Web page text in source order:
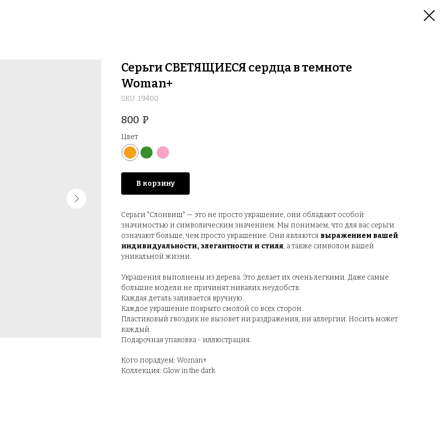
Серьги СВЕТЯЩИЕСЯ сердца в темноте
Woman+
SKU: 19400
800 ₽
Цвет
В корзину
Серьги "Слонвиш" — это не просто украшение, они обладают особой
значимостью и символическим значением. Мы понимаем, что для вас серьги
означают больше, чем просто украшение. Они являются выражением вашей
индивидуальности, элегантности и стиля, а также символом вашей
уникальной жизни.
Украшения выполнены из дерева. Это делает их очень легкими. Даже самые
большие модели не причинят никаких неудобств.
Каждая деталь заливается вручную.
Каждое украшение покрыто смолой со всех сторон.
Пластиковый гвоздик не вызовет ни раздражения, ни аллергии. Носить может
каждый.
Подарочная упаковка - иллюстрация.
Кого порадуем: Woman+
Коллекция: Glow in the dark